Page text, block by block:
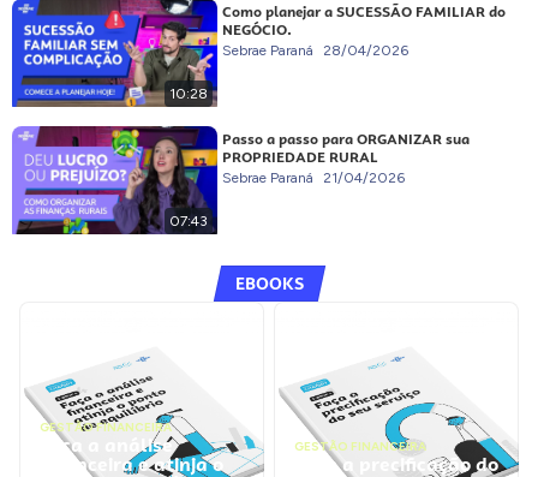
10:28
Como planejar a SUCESSÃO FAMILIAR do
NEGÓCIO.
Sebrae Paraná 28/04/2026
07:43
Passo a passo para ORGANIZAR sua
PROPRIEDADE RURAL
Sebrae Paraná 21/04/2026
EBOOKS
GESTÃO FINANCEIRA
Faça a análise
financeira e atinja o
GESTÃO FINANCEIRA
Faça a precificação do